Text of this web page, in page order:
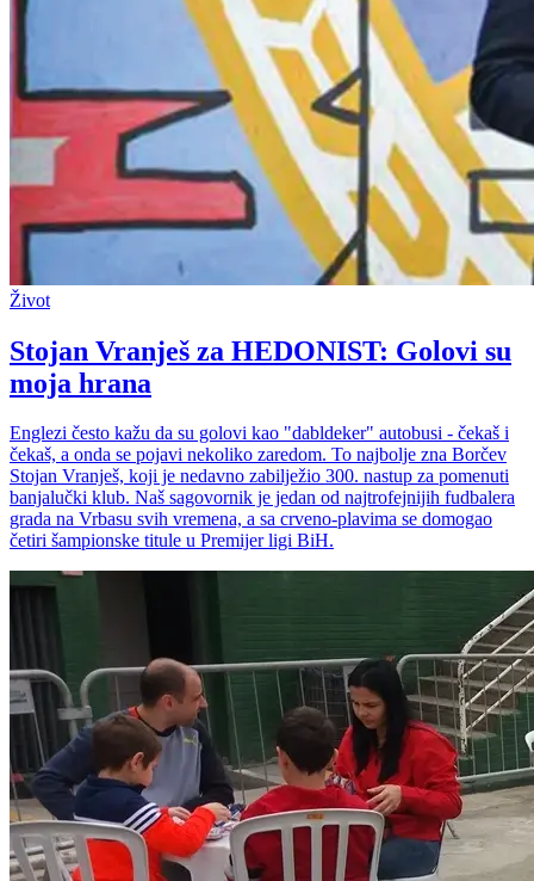
Život
Stojan Vranješ za HEDONIST: Golovi su
moja hrana
Englezi često kažu da su golovi kao "dabldeker" autobusi - čekaš i
čekaš, a onda se pojavi nekoliko zaredom. To najbolje zna Borčev
Stojan Vranješ, koji je nedavno zabilježio 300. nastup za pomenuti
banjalučki klub. Naš sagovornik je jedan od najtrofejnijih fudbalera
grada na Vrbasu svih vremena, a sa crveno-plavima se domogao
četiri šampionske titule u Premijer ligi BiH.